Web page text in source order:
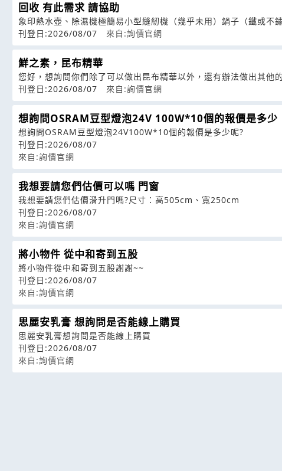
回收 有此需求 請協助
象印熱水壺、除濕機極簡易小型縫紉機（幾乎未用）鍋子（鐵或不
刊登日:2026/08/07
來自:詢價官網
鮮之素，昆布精華
您好，想詢問你們除了可以做出昆布精華以外，還有辦法做出其他
刊登日:2026/08/07
來自:詢價官網
想詢問OSRAM豆型燈泡24V 100W*10個的報價是多少
想詢問OSRAM豆型燈泡24V100W*10個的報價是多少呢?
刊登日:2026/08/07
來自:詢價官網
我想要請您們估價可以嗎 門窗
我想要請您們估價滑升門嗎?尺寸：高505cm、寬250cm
刊登日:2026/08/07
來自:詢價官網
將小物件 從中和寄到五股
將小物件從中和寄到五股謝謝~~
刊登日:2026/08/07
來自:詢價官網
思麗安乳膏 想詢問是否能線上購買
思麗安乳膏想詢問是否能線上購買
刊登日:2026/08/07
來自:詢價官網